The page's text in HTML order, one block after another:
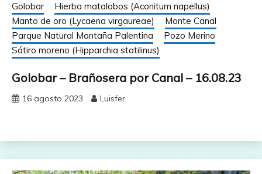
Golobar
Hierba matalobos (Aconitum napellus)
Manto de oro (Lycaena virgaureae)
Monte Canal
Parque Natural Montaña Palentina
Pozo Merino
Sátiro moreno (Hipparchia statilinus)
Golobar – Brañosera por Canal – 16.08.23
16 agosto 2023 Luisfer